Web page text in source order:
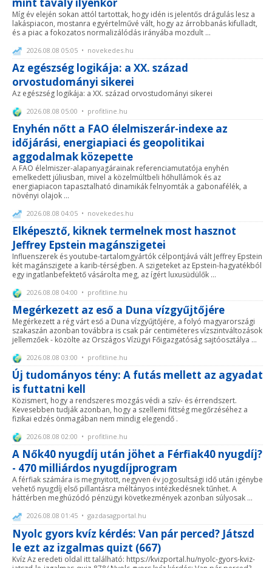
Míg év elején sokan attól tartottak, hogy idén is jelentős drágulás lesz a
lakáspiacon, mostanra egyértelművé vált, hogy az árrobbanás kifulladt,
és a piac a fokozatos normalizálódás irányába mozdult ...
2026.08.08 05:05 • novekedes.hu
Az egészség logikája: a XX. század
orvostudományi sikerei
Az egészség logikája: a XX. század orvostudományi sikerei
2026.08.08 05:00 • profitline.hu
Enyhén nőtt a FAO élelmiszerár-indexe az
időjárási, energiapiaci és geopolitikai
aggodalmak közepette
A FAO élelmiszer-alapanyagárainak referenciamutatója enyhén
emelkedett júliusban, mivel a közelmúltbeli hőhullámok és az
energiapiacon tapasztalható dinamikák felnyomták a gabonafélék, a
növényi olajok ...
2026.08.08 04:05 • novekedes.hu
Elképesztő, kiknek termelnek most hasznot
Jeffrey Epstein magánszigetei
Influenszerek és youtube-tartalomgyártók célpontjává vált Jeffrey Epstein
két magánszigete a karib-térségben. A szigeteket az Epstein-hagyatékból
egy ingatlanbefektető vásárolta meg, az ígért luxusüdülők ...
2026.08.08 04:00 • profitline.hu
Megérkezett az eső a Duna vízgyűjtőjére
Megérkezett a rég várt eső a Duna vízgyűjtőjére, a folyó magyarországi
szakaszán azonban továbbra is csak pár centiméteres vízszintváltozások
jellemzőek - közölte az Országos Vízügyi Főigazgatóság sajtóosztálya ...
2026.08.08 03:00 • profitline.hu
Új tudományos tény: A futás mellett az agyadat
is futtatni kell
Közismert, hogy a rendszeres mozgás védi a szív- és érrendszert.
Kevesebben tudják azonban, hogy a szellemi fittség megőrzéséhez a
fizikai edzés önmagában nem mindig elegendő .
2026.08.08 02:00 • profitline.hu
A Nők40 nyugdíj után jöhet a Férfiak40 nyugdíj?
- 470 milliárdos nyugdíjprogram
A férfiak számára is megnyitott, negyven év jogosultsági idő után igénybe
vehető nyugdíj első pillantásra méltányos intézkedésnek tűnhet. A
háttérben meghúzódó pénzügyi következmények azonban súlyosak ...
2026.08.08 01:45 • gazdasagportal.hu
Nyolc gyors kvíz kérdés: Van pár perced? Játszd
le ezt az izgalmas quizt (667)
Kvíz Az eredeti oldal itt található: https://kvizportal.hu/nyolc-gyors-kviz-